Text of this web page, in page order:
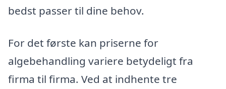
bedst passer til dine behov.
For det første kan priserne for
algebehandling variere betydeligt fra
firma til firma. Ved at indhente tre